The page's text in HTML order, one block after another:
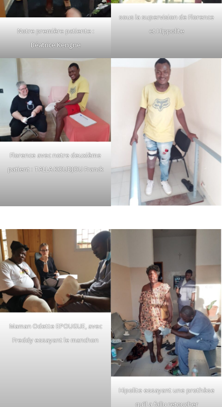
Notre première patiente :
Béatrice Kengne
sous la supervision de Florence
et Hippolite
Florence avec notre deuxième
patient : TALLA KOUDJOU Franck
Maman Odette EPOUGUE, avec
Freddy essayant le manchon
Hipolite essayant une prothèse
qu’il a fallu retoucher